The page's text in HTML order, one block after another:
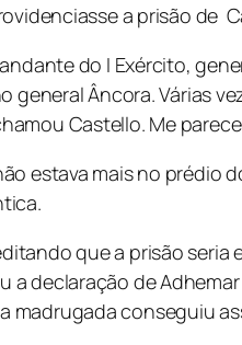
a prisão de
do I Exército,
general Âncora. Várias
Castello. Me
estava mais no prédio
que a prisão seria
a declaração de
madrugada conseguiu